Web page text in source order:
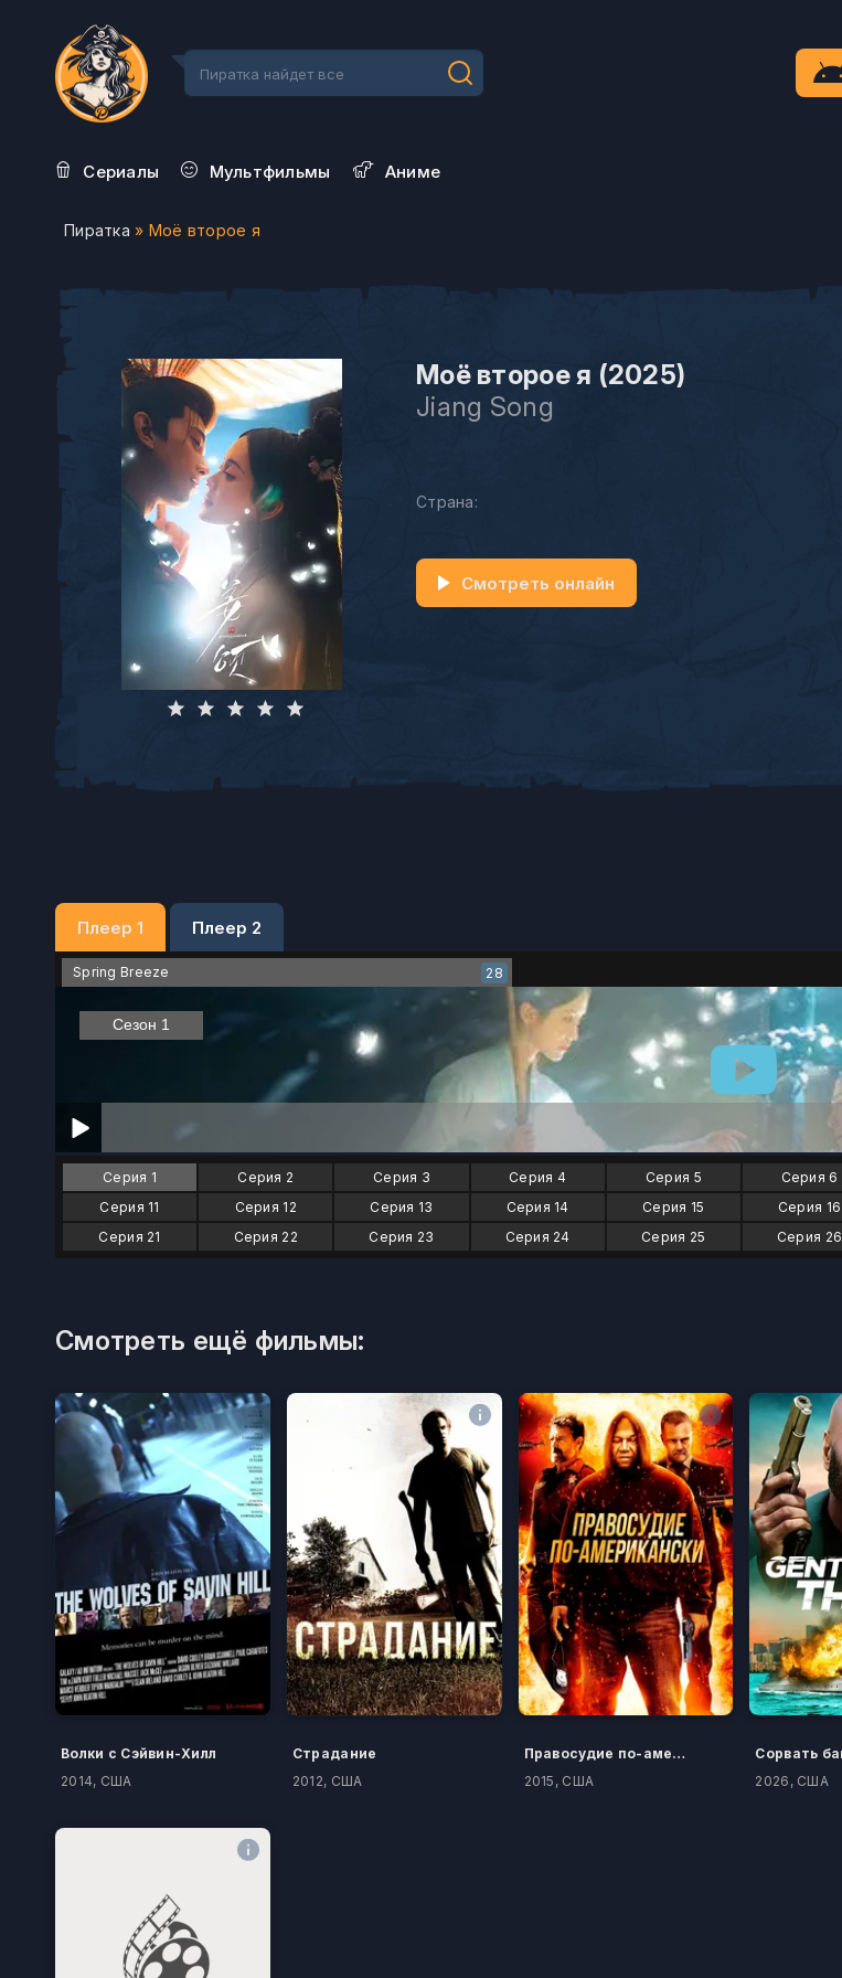
Сериалы Мультфильмы Aниме
Пиратка » Моё второе я
Моё второе я (2025)
Jiang Song
Страна:
Смотреть онлайн
Плеер 1 Плеер 2
Spring Breeze 28
Серия 1 Серия 2 Серия 3 Серия 4 Серия 5 Серия 6
Серия 11
Серия 12 Серия 13 Серия 14 Серия 15 Серия 16
Серия 21
Серия 22 Серия 23 Серия 24 Серия 25 Серия 26
Смотреть ещё фильмы:
Волки с Сэйвин-Хилл
2014, США
Страдание
2012, США
Правосудие по-американски
2015, США
2026, США